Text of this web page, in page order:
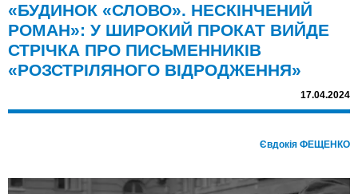
«БУДИНОК «СЛОВО». НЕСКІНЧЕНИЙ
РОМАН»: У ШИРОКИЙ ПРОКАТ ВИЙДЕ
СТРІЧКА ПРО ПИСЬМЕННИКІВ
«РОЗСТРІЛЯНОГО ВІДРОДЖЕННЯ»
17.04.2024
Євдокія ФЕЩЕНКО